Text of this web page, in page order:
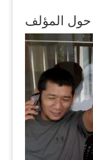
حول المؤلف